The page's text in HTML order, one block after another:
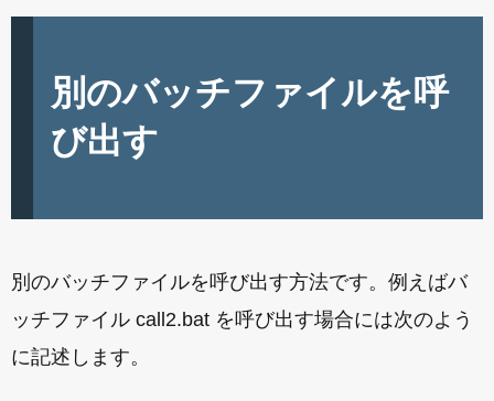
別のバッチファイルを呼
び出す
別のバッチファイルを呼び出す方法です。例えばバ
ッチファイル call2.bat を呼び出す場合には次のよう
に記述します。